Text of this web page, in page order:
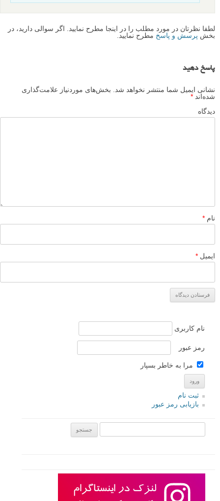
لطفا نظرتان در مورد مطلب را در اینجا مطرح نمایید. اگر سوالی دارید، در
بخش پرسش و پاسخ مطرح نمایید.
پاسخ دهید
نشانی ایمیل شما منتشر نخواهد شد.
بخش‌های موردنیاز علامت‌گذاری
شده‌اند *
دیدگاه
نام *
ایمیل *
نام کاربری
رمز عبور
مرا به خاطر بسپار
ثبت نام
بازیابی رمز عبور